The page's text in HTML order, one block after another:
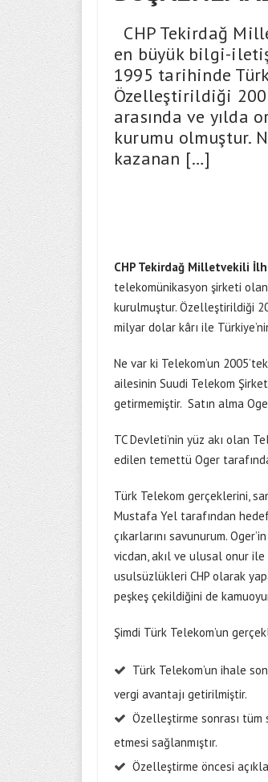
CHP Tekirdağ
en büyük bilgi-
1995 tarihinde
Özelleştirildiği
arasında ve yılda
kurumu olmuştur.
kazanan […]
CHP Tekirdağ Milletvekili
telekomünikasyon şirketi
kurulmuştur. Özelleştirildiği
milyar dolar kârı ile
Ne var ki Telekom’un
ailesinin Suudi Telekom
getirmemiştir. Satın alma
TC Devleti’nin yüz akı olan
edilen temettü Oger
Türk Telekom gerçeklerini,
Mustafa Yel tarafından hedef
çıkarlarını savunurum.
vicdan, akıl ve ulusal onur ile
usulsüzlükleri CHP olarak
peşkeş çekildiğini de
Şimdi Türk Telekom’un
Türk Telekom’un ihale
vergi avantajı getirilmiştir.
Özelleştirme sonrası
etmesi sağlanmıştır.
Özelleştirme öncesi